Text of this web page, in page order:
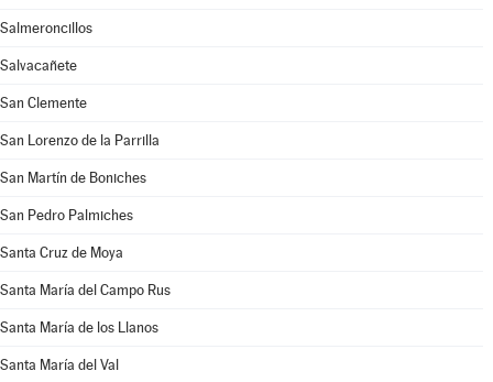
Salmeroncillos
Salvacañete
San Clemente
San Lorenzo de la Parrilla
San Martín de Boniches
San Pedro Palmiches
Santa Cruz de Moya
Santa María del Campo Rus
Santa María de los Llanos
Santa María del Val